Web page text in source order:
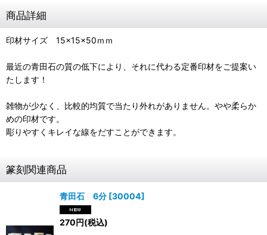
商品詳細
印材サイズ 15×15×50ｍｍ
最近の青田石の質の低下により、それに代わる定番印材をご提案い
たします！
雑物が少なく、比較的均質で当たり外れがありません。やや柔らか
めの印材です。
彫りやすくキレイな線をだすことができます。
篆刻関連商品
青田石 6分 [30004]
270円(税込)